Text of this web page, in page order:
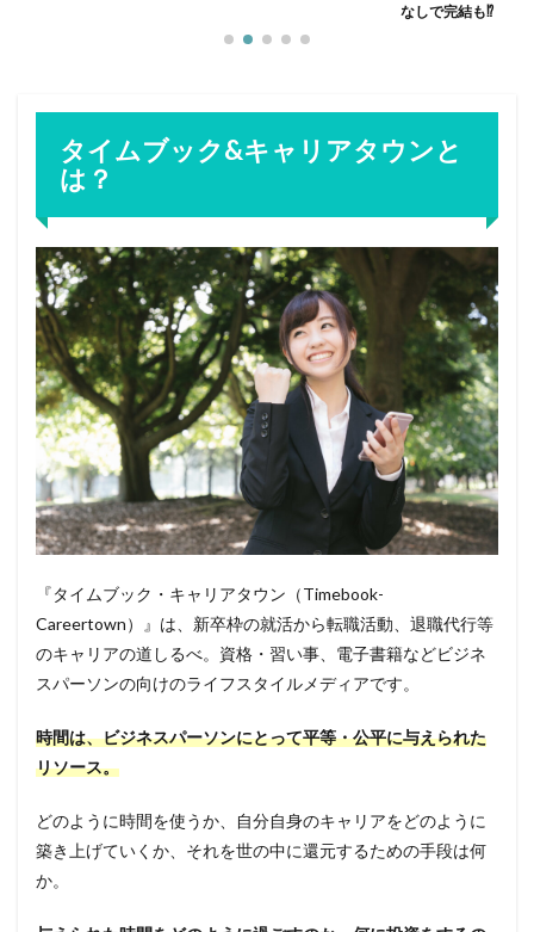
ェント比較
タイムブック&キャリアタウンと
は？
『タイムブック・キャリアタウン（Timebook-
Careertown）』は、新卒枠の就活から転職活動、退職代行等
のキャリアの道しるべ。資格・習い事、電子書籍などビジネ
スパーソンの向けのライフスタイルメディアです。
時間は、ビジネスパーソンにとって平等・公平に与えられた
リソース。
どのように時間を使うか、自分自身のキャリアをどのように
築き上げていくか、それを世の中に還元するための手段は何
か。
就職支援
土地家屋調査士
司法書士 厳しい
北海道
検索